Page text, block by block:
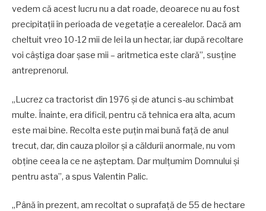
vedem că acest lucru nu a dat roade, deoarece nu au fost
precipitații în perioada de vegetație a cerealelor. Dacă am
cheltuit vreo 10-12 mii de lei la un hectar, iar după recoltare
voi câștiga doar șase mii – aritmetica este clară”, susține
antreprenorul.
„Lucrez ca tractorist din 1976 și de atunci s-au schimbat
multe. Înainte, era dificil, pentru că tehnica era alta, acum
este mai bine. Recolta este puțin mai bună față de anul
trecut, dar, din cauza ploilor și a căldurii anormale, nu vom
obține ceea la ce ne așteptam. Dar mulțumim Domnului și
pentru asta”, a spus Valentin Palic.
„Până în prezent, am recoltat o suprafață de 55 de hectare